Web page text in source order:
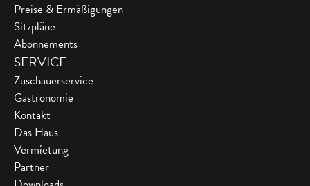
Preise & Ermäßigungen
Sitzpläne
Abonnements
SERVICE
Zuschauerservice
Gastronomie
Kontakt
Das Haus
Vermietung
Partner